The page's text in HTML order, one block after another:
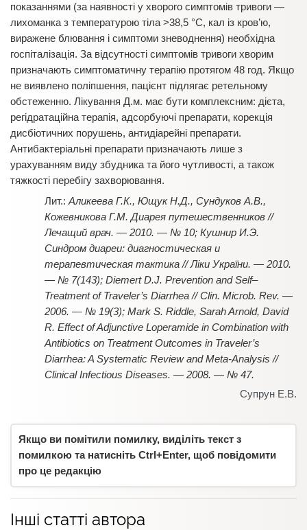
показаннями (за наявності у хворого симптомів тривоги —
лихоманка з температурою тіла >38,5 °С, кал із кров’ю,
виражене блювання і симптоми зневоднення) необхідна
госпіталізація. За відсутності симптомів тривоги хворим
призначають симптоматичну терапію протягом 48 год. Якщо
не виявлено поліпшення, пацієнт підлягає ретельному
обстеженню. Лікування Д.м. має бути комплексним: дієта,
регідратаційна терапія, адсорбуючі препарати, корекція
дисбіотичних порушень, антидіарейні препарати.
Антибактеріальні препарати призначають лише з
урахуванням виду збудника та його чутливості, а також
тяжкості перебігу захворювання.
Аликеева Г.К., Ющук Н.Д., Сундуков А.В.,
Кожевникова Г.М. Диарея путешественников //
Лечащий врач. — 2010. — № 10; Кушнир И.Э.
Синдром диареи: диагностическая и
терапевтическая тактика // Ліки України. — 2010.
— № 7(143); Diemert D.J. Prevention and Self–
Treatment of Traveler’s Diarrhea // Clin. Microb. Rev. —
2006. — № 19(3); Mark S. Riddle, Sarah Arnold, David
R. Effect of Adjunctive Loperamide in Combination with
Antibiotics on Treatment Outcomes in Traveler’s
Diarrhea: A Systematic Review and Meta-Analysis //
Clinical Infectious Diseases. — 2008. — № 47.
Супрун Е.В.
Якщо ви помітили помилку, виділіть текст з
помилкою та натисніть Ctrl+Enter, щоб повідомити
про це редакцію
Інші статті автора